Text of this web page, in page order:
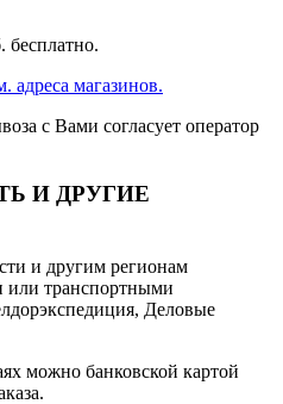
бесплатно.
адреса магазинов.
с Вами согласует оператор
И ДРУГИЕ
и другим регионам
или транспортными
Деловые
можно банковской картой